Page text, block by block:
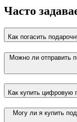
Часто
Как погасить
Можно ли отправить
Как купить цифровую
Могу ли я купить